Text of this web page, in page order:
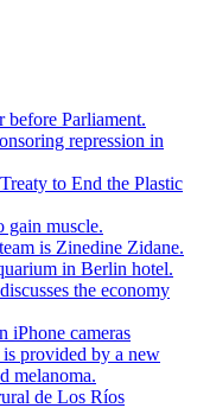
before Parliament.
repression in
to End the Plastic
gain muscle.
is Zinedine Zidane.
in Berlin hotel.
the economy
iPhone cameras
provided by a new
melanoma.
de Los Ríos